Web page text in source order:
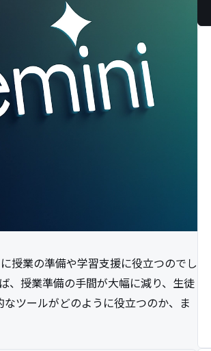
授業の準備や学習支援に役立つのでし
、授業準備の手間が大幅に減り、生徒
ツールがどのように役立つのか、ま